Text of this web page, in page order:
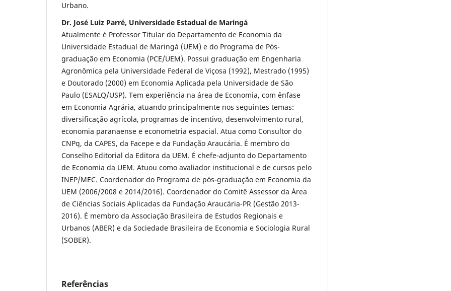
Urbano.
Dr. José Luiz Parré, Universidade Estadual de Maringá
Atualmente é Professor Titular do Departamento de Economia da
Universidade Estadual de Maringá (UEM) e do Programa de Pós-
graduação em Economia (PCE/UEM). Possui graduação em Engenharia
Agronômica pela Universidade Federal de Viçosa (1992), Mestrado (1995)
e Doutorado (2000) em Economia Aplicada pela Universidade de São
Paulo (ESALQ/USP). Tem experiência na área de Economia, com ênfase
em Economia Agrária, atuando principalmente nos seguintes temas:
diversificação agrícola, programas de incentivo, desenvolvimento rural,
economia paranaense e econometria espacial. Atua como Consultor do
CNPq, da CAPES, da Facepe e da Fundação Araucária. É membro do
Conselho Editorial da Editora da UEM. É chefe-adjunto do Departamento
de Economia da UEM. Atuou como avaliador institucional e de cursos pelo
INEP/MEC. Coordenador do Programa de pós-graduação em Economia da
UEM (2006/2008 e 2014/2016). Coordenador do Comitê Assessor da Área
de Ciências Sociais Aplicadas da Fundação Araucária-PR (Gestão 2013-
2016). É membro da Associação Brasileira de Estudos Regionais e
Urbanos (ABER) e da Sociedade Brasileira de Economia e Sociologia Rural
(SOBER).
Referências